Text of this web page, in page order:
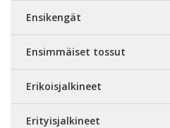
Ensikengät
Ensimmäiset tossut
Erikoisjalkineet
Erityisjalkineet